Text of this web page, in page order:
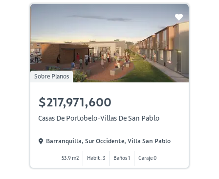
Sobre Planos
$217,971,600
Casas De Portobelo-Villas De San Pablo
Barranquilla, Sur Occidente, Villa San Pablo
53.9 m2 Habit. 3 Baños 1 Garaje 0